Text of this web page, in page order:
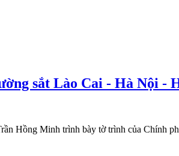
sắt Lào Cai - Hà Nội -
Hồng Minh trình bày tờ trình của Chính